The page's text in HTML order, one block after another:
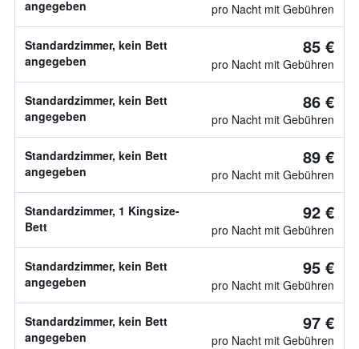
angegeben
pro Nacht mit Gebühren
Standardzimmer, kein Bett
angegeben
85 €
pro Nacht mit Gebühren
Standardzimmer, kein Bett
angegeben
86 €
pro Nacht mit Gebühren
Standardzimmer, kein Bett
angegeben
89 €
pro Nacht mit Gebühren
Standardzimmer, 1 Kingsize-
Bett
92 €
pro Nacht mit Gebühren
Standardzimmer, kein Bett
angegeben
95 €
pro Nacht mit Gebühren
Standardzimmer, kein Bett
angegeben
97 €
pro Nacht mit Gebühren